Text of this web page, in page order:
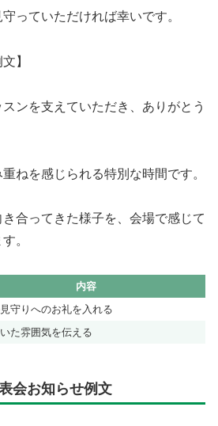
っていただければ幸いです。
】
ンを支えていただき、ありがとう
ねを感じられる特別な時間です。
合ってきた様子を、会場で感じて
。
内容
守りへのお礼を入れる
た雰囲気を伝える
会お知らせ例文